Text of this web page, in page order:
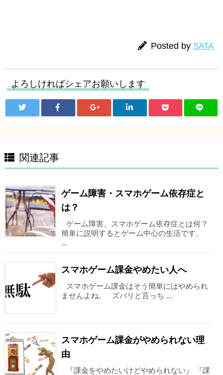
Posted by SATA
よろしければシェアお願いします
関連記事
ゲーム障害・スマホゲーム依存症と
は？
ゲーム障害、スマホゲーム依存症とは何？
簡単に説明するとゲーム中心の生活です。
...
スマホゲーム課金やめたい人へ
スマホゲーム課金はそう簡単にはやめられ
ませんよね。 ズバリと言っち ...
スマホゲーム課金がやめられない理
由
『課金をやめたいけどやめられない』 『課